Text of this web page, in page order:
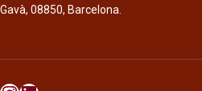
Gavà, 08850, Barcelona.